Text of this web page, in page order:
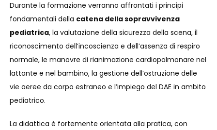
Durante la formazione verranno affrontati i principi
fondamentali della catena della sopravvivenza
pediatrica, la valutazione della sicurezza della scena, il
riconoscimento dell’incoscienza e dell’assenza di respiro
normale, le manovre di rianimazione cardiopolmonare nel
lattante e nel bambino, la gestione dell’ostruzione delle
vie aeree da corpo estraneo e l’impiego del DAE in ambito
pediatrico.
La didattica è fortemente orientata alla pratica, con